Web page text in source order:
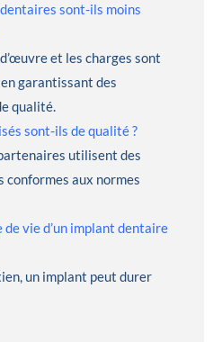
sont-ils moins
et les charges sont
garantissant des
qualité.
sont-ils de qualité ?
utilisent des
aux normes
vie d’un implant dentaire
un implant peut durer